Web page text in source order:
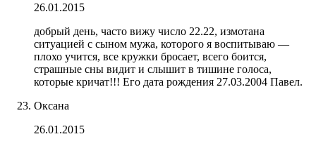
26.01.2015
добрый день, часто вижу число 22.22, измотана
ситуацией с сыном мужа, которого я воспитываю —
плохо учится, все кружки бросает, всего боится,
страшные сны видит и слышит в тишине голоса,
которые кричат!!! Его дата рождения 27.03.2004 Павел.
Оксана
26.01.2015